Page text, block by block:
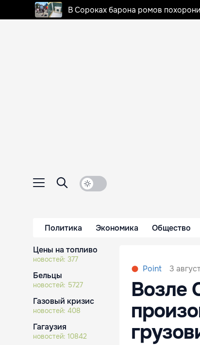
В Сороках барона ромов
Политика Экономика Общество
Цены на топливо
новостей: 377
Бельцы
новостей: 5727
Газовый кризис
новостей: 408
Гагаузия
новостей: 10842
Point 3
Возле